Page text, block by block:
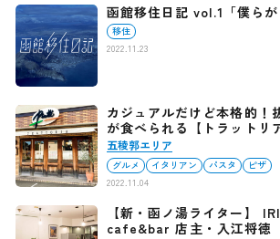
函館移住日記 vol.1「僕らが
移住
2022.11.23
カジュアルだけど本格的！
が食べられる【トラットリ
五稜郭エリア
グルメ イタリアン パスタ
ピザ
2022.11.04
【新・函ノ湯ライター】
cafe&bar 店主・入江将徳